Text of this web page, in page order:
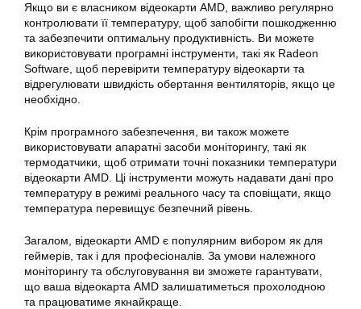
Якщо ви є власником відеокарти AMD, важливо регулярно
контролювати її температуру, щоб запобігти пошкодженню
та забезпечити оптимальну продуктивність. Ви можете
використовувати програмні інструменти, такі як Radeon
Software, щоб перевірити температуру відеокарти та
відрегулювати швидкість обертання вентиляторів, якщо це
необхідно.
Крім програмного забезпечення, ви також можете
використовувати апаратні засоби моніторингу, такі як
термодатчики, щоб отримати точні показники температури
відеокарти AMD. Ці інструменти можуть надавати дані про
температуру в режимі реального часу та сповіщати, якщо
температура перевищує безпечний рівень.
Загалом, відеокарти AMD є популярним вибором як для
геймерів, так і для професіоналів. За умови належного
моніторингу та обслуговування ви зможете гарантувати,
що ваша відеокарта AMD залишатиметься прохолодною
та працюватиме якнайкраще.